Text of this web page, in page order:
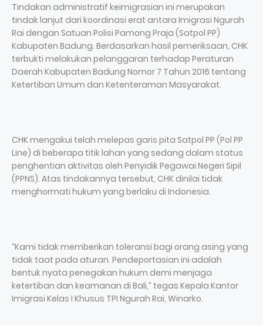
Tindakan administratif keimigrasian ini merupakan
tindak lanjut dari koordinasi erat antara Imigrasi Ngurah
Rai dengan Satuan Polisi Pamong Praja (Satpol PP)
Kabupaten Badung. Berdasarkan hasil pemeriksaan, CHK
terbukti melakukan pelanggaran terhadap Peraturan
Daerah Kabupaten Badung Nomor 7 Tahun 2016 tentang
Ketertiban Umum dan Ketenteraman Masyarakat.
CHK mengakui telah melepas garis pita Satpol PP (Pol PP
Line) di beberapa titik lahan yang sedang dalam status
penghentian aktivitas oleh Penyidik Pegawai Negeri Sipil
(PPNS). Atas tindakannya tersebut, CHK dinilai tidak
menghormati hukum yang berlaku di Indonesia.
“Kami tidak memberikan toleransi bagi orang asing yang
tidak taat pada aturan. Pendeportasian ini adalah
bentuk nyata penegakan hukum demi menjaga
ketertiban dan keamanan di Bali,” tegas Kepala Kantor
Imigrasi Kelas I Khusus TPI Ngurah Rai, Winarko.